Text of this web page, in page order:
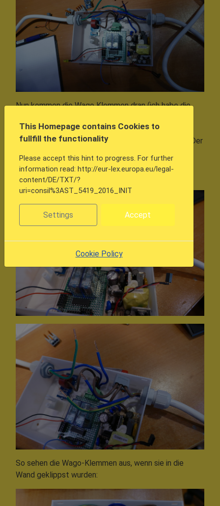
Nun kommen die Wago Klemmen dran (ich habe die
starren Leitern, Feinleiterleitungen und auch bei
Leitungen mit Adernendhülsen verwendet werden. Der
Gehäuse einfach in die Gehäusewand geklippst
werden. Sie halten - ohne Schrauben.
So sehen die Wago-Klemmen aus, wenn sie in die
Wand geklippst wurden:
This Homepage contains Cookies to
fullfill the functionality
Please accept this hint to progress. For further
information read: http://eur-lex.europa.eu/legal-
content/DE/TXT/?
uri=consil%3AST_5419_2016_INIT
Settings Accept
Cookie Policy